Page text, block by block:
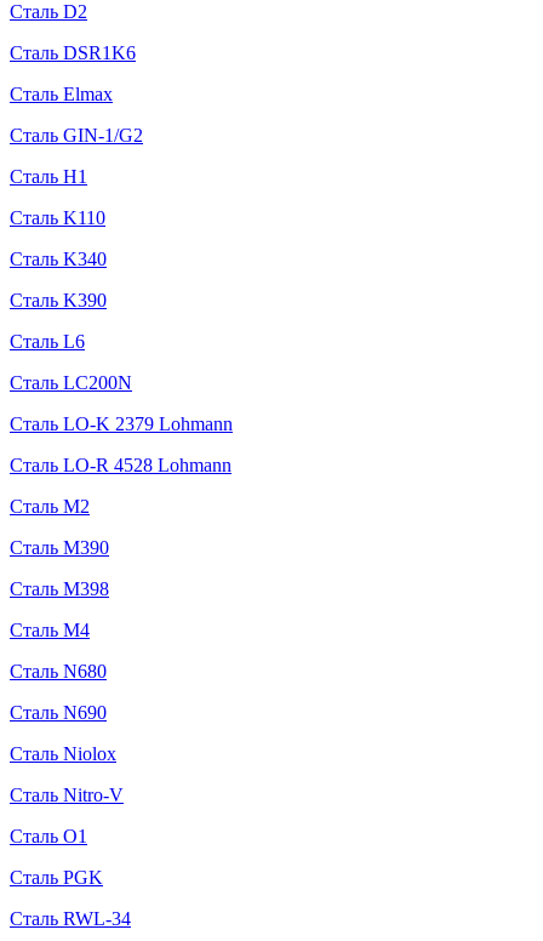
Сталь D2
Сталь DSR1K6
Сталь Elmax
Сталь GIN-1/G2
Сталь H1
Сталь K110
Сталь K340
Сталь K390
Сталь L6
Сталь LC200N
Сталь LO-K 2379 Lohmann
Сталь LO-R 4528 Lohmann
Сталь M2
Сталь M390
Сталь M398
Сталь M4
Сталь N680
Сталь N690
Сталь Niolox
Сталь Nitro-V
Сталь O1
Сталь PGK
Сталь RWL-34